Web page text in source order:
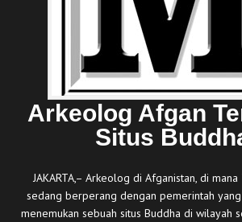
Arkeolog Afgan
Situs
JAKARTA,– Arkeolog di Afganistan, di
sedang berperang dengan pemerintah yang
menemukan sebuah situs Buddha di wilayah